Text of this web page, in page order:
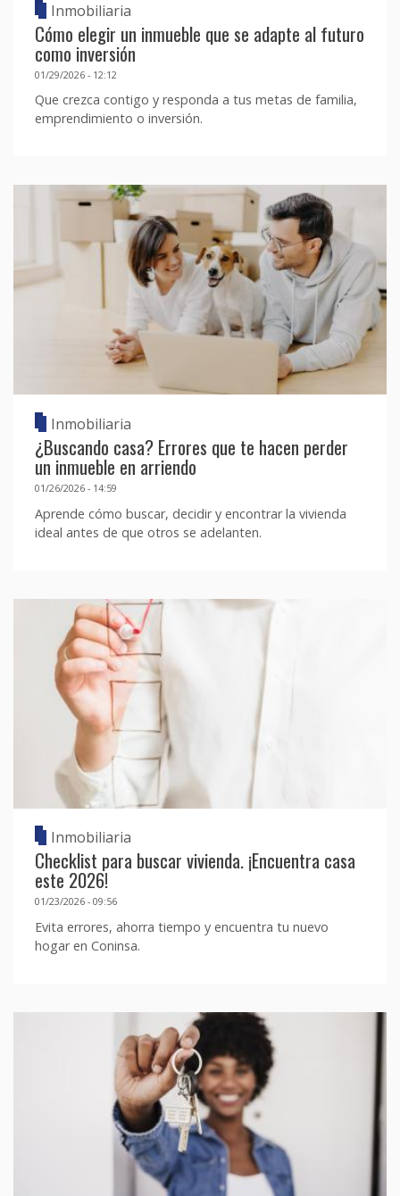
Inmobiliaria
Cómo elegir un inmueble que se adapte al futuro
como inversión
01/29/2026 - 12:12
Que crezca contigo y responda a tus metas de familia,
emprendimiento o inversión.
Inmobiliaria
¿Buscando casa? Errores que te hacen perder
un inmueble en arriendo
01/26/2026 - 14:59
Aprende cómo buscar, decidir y encontrar la vivienda
ideal antes de que otros se adelanten.
Inmobiliaria
Checklist para buscar vivienda. ¡Encuentra casa
este 2026!
01/23/2026 - 09:56
Evita errores, ahorra tiempo y encuentra tu nuevo
hogar en Coninsa.